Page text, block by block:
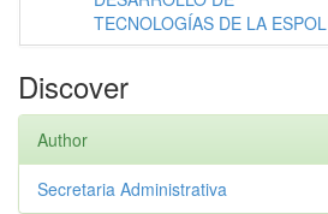
TECNOLOGÍAS DE LA ESPOL
Discover
Author
Secretaria Administrativa